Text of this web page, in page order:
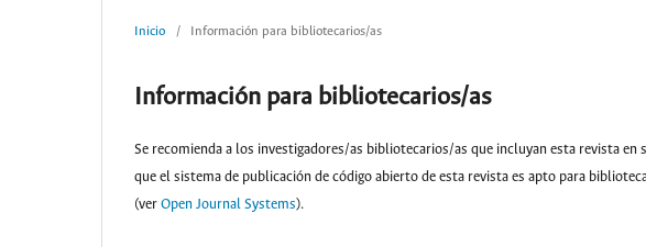
Inicio / Información para bibliotecarios/as
Información para bibliotecarios/as
Se recomienda a los investigadores/as bibliotecarios/as que incluyan esta revista
que el sistema de publicación de código abierto de esta revista es apto para
(ver Open Journal Systems).